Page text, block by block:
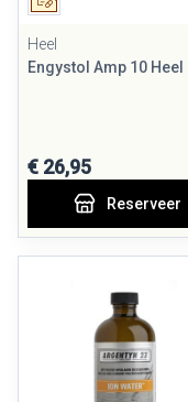
Heel
Engystol Amp 10 Heel
€ 26,95
Reserveer